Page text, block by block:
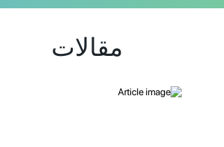
مقالات